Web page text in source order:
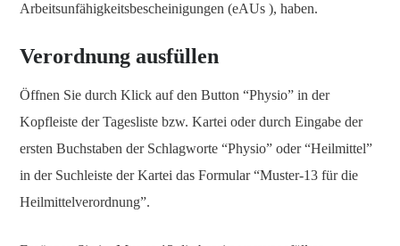
Arbeitsunfähigkeitsbescheinigungen (eAUs ), haben.
Verordnung ausfüllen
Öffnen Sie durch Klick auf den Button “Physio” in der
Kopfleiste der Tagesliste bzw. Kartei oder durch Eingabe der
ersten Buchstaben der Schlagworte “Physio” oder “Heilmittel”
in der Suchleiste der Kartei das Formular “Muster-13 für die
Heilmittelverordnung”.